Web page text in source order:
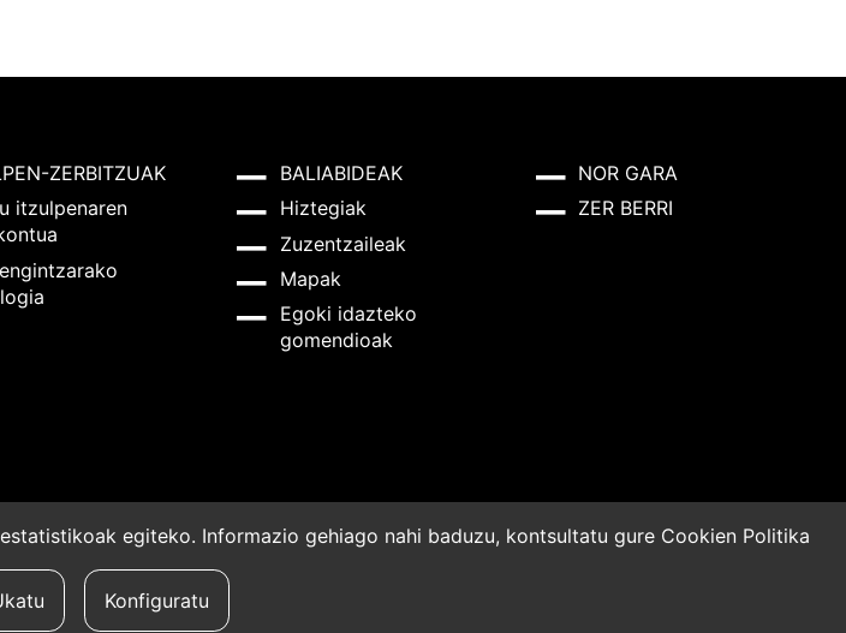
ZERBITZUAK
itzulpenaren
BALIABIDEAK
Hiztegiak
Zuzentzaileak
Mapak
Egoki idazteko
gomendioak
NOR GARA
ZER BERRI
egiteko. Informazio gehiago nahi baduzu, kontsultatu gure Cookien Politika
Konfiguratu